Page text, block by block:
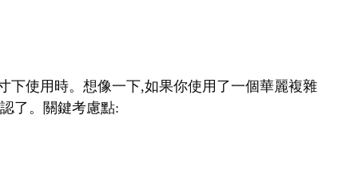
下使用時。想像一下,如果你使用了一個華麗複雜
了。關鍵考慮點: